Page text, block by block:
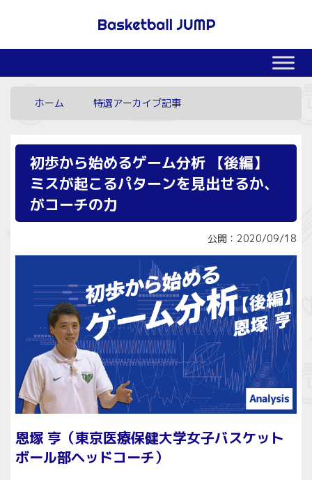
ホーム 特選アーカイブ記事
初歩から始めるゲーム分析 【後編】
ミスが起こるパターンを見出せるか、
がコーチの力
公開：2020/09/18
恩塚 亨（東京医療保健大学女子バスケット
ボール部ヘッドコーチ）